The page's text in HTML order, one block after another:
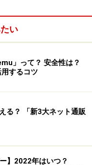
にレビューは必ずチェ
い
」って？ 安全性は？
するコツ
る？ 「新3大ネット通販
】2022年はいつ？